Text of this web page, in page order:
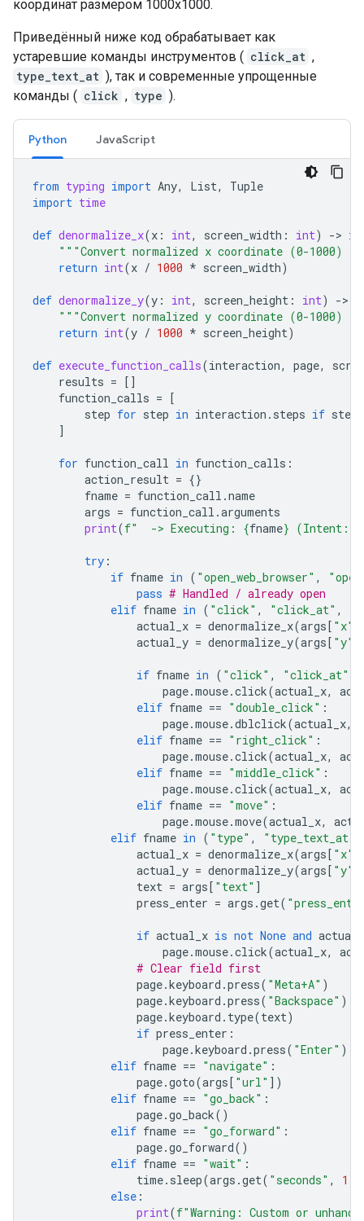
координат размером 1000x1000.
Приведённый ниже код обрабатывает как
устаревшие команды инструментов ( click_at ,
type_text_at ), так и современные упрощенные
команды ( click , type ).
Python JavaScript
from typing import Any, List,
Tuple
import time
def denormalize_x(x : int, screen_width : int) ->
"""Convert normalized x coordinate (0-1000)
return int(x / 1000 * screen_width)
def denormalize_y(y : int, screen_height : int) ->
"""Convert normalized y coordinate (0-1000)
return int(y / 1000 * screen_height)
def execute_function_calls(interaction, page,
results = []
function_calls = [
step for step in interaction . steps if step
]
for function_call in function_calls :
action_result = {}
fname = function_call .name
args = function_call .arguments
print(f"  -> Executing: {fname} (Intent:
try :
if fname in ( "open_web_browser" ,
pass # Handled / already open
elif fname in ( "click" , "click_at" ,
actual_x = denormalize_x(args[ "x"
actual_y = denormalize_y(args[ "y"
if fname in ( "click" , "click_at"
page.mouse.click(actual_x,
elif fname == "double_click" :
page.mouse.dblclick(actual_x,
elif fname == "right_click" :
page.mouse.click(actual_x,
elif fname == "middle_click" :
page.mouse.click(actual_x,
elif fname == "move" :
page.mouse.move(actual_x,
elif fname in ( "type" , "type_text_at"
actual_x = denormalize_x(args[ "x"
actual_y = denormalize_y(args[ "y"
text = args[ "text" ]
press_enter = args .get(
if actual_x is not None and
page.mouse.click(actual_x,
# Clear field first
page.keyboard .press( "Meta+A" )
page.keyboard .press( "Backspace" )
page.keyboard . type(text)
if press_enter :
page.keyboard .press( "Enter" )
elif fname == "navigate" :
page.goto(args[ "url" ])
elif fname == "go_back" :
page.go_back()
elif fname == "go_forward" :
page.go_forward()
elif fname == "wait" :
time. sleep(args .get( "seconds" , 1
else :
print(f"Warning: Custom or